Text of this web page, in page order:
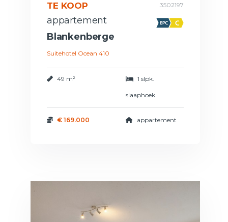
TE KOOP 3502197
appartement
Blankenberge
Suitehotel Ocean 410
49 m² 1 slpk.
slaaphoek
€ 169.000 appartement